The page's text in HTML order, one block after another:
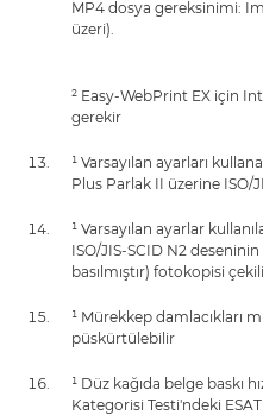
MP4 dosya gereksinimi:
üzeri).
² Easy-WebPrint EX için
gerekir
¹ Varsayılan ayarları
Plus Parlak II üzerine ISO/
¹ Varsayılan ayarlar
ISO/JIS-SCID N2
basılmıştır) fotokopisi
¹ Mürekkep damlacıkları
püskürtülebilir
¹ Düz kağıda belge baskı
Kategorisi Testi'ndeki